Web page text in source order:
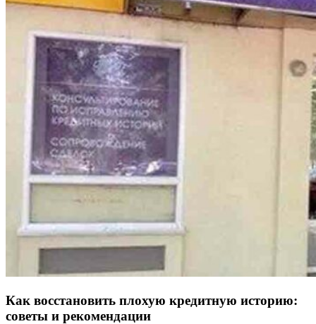
Как восстановить плохую кредитную историю:
советы и рекомендации